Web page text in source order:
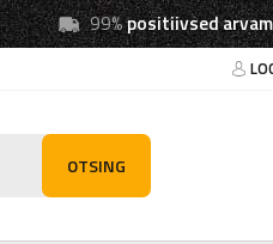
99%positiivsed
OTSING